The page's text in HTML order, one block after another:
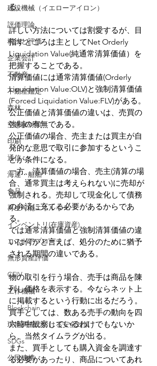
建設機械（イエローアイロン）
評価理論
税法と評価
企業会計
不動産
不動産鑑定
森林
空き家対策
印刷
通信
海運・船舶
食品
再生可能エネルギー
インベントリ(在庫資産)
コストアプローチ
無形資産評価
CEIV
工作機械
Blockchain
現地調査における安全対策
SDGs
公民連携
る。
詳しい方法については割愛するが、目
指すところは主としてNet Orderly
Liquidation Value(純通常清算価値）を
把握することである。
清算価値には通常清算価値(Orderly
Liquidation Value:OLV)と強制清算価値
(Forced Liquidation Value:FLV)がある。
公正価値と清算価値の違いは、売買の
強制の有無である。
公正価値の場合、売主または買主が自
発的な意思で取引に参加するというこ
とが条件になる。
一方、清算価値の場合、売主(清算の場
合、通常買主は考えられない)に売却が
強制される。売却して現金化して債務
の弁済に充てる必要があるからであ
る。
では通常清算価値と強制清算価値の違
いは何かと言えば、処分のために猶予
される期間の違いである。
物の取引を行う場合、売手は商品を陳
列し価格を表示する。今ならネット上
に掲載するという行動に出るだろう。
買手としては、数ある売手の動向を四
六時中観察しているわけでもないか
ら、当然タイムラグが出る。
また、買手としても購入資金を調達す
る必要があったり、商品についてあれ